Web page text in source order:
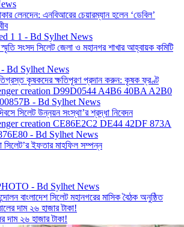
লেনদেন: এনবিআরের চেয়ারম্যান হলেন ‘ডেবিল’
স্মৃতি সংসদ সিলেট জেলা ও মহানগর শাখার আহ্বায়ক কমিটি
কৃষকদের ক্ষতিপূরণ প্রদান করুন: কৃষক ফ্রণ্ট
সিলেট উন্নয়ন সংস্থা’র শ্রদ্ধা নিবেদন
সিলেট’র ইফতার মাহফিল সম্পন্ন
বাংলাদেশ সিলেট মহানগরের মাসিক বৈঠক অনুষ্ঠিত
দাম ২৬ হাজার টাকা!